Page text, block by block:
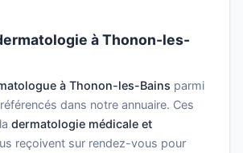
à Thonon-les-
à Thonon-les-Bains parmi
dans notre annuaire. Ces
dermatologie médicale et
reçoivent sur rendez-vous pour